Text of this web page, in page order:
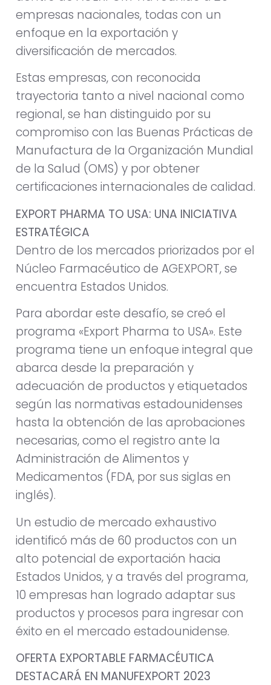
empresas nacionales, todas con un
enfoque en la exportación y
diversificación de mercados.
Estas empresas, con reconocida
trayectoria tanto a nivel nacional como
regional, se han distinguido por su
compromiso con las Buenas Prácticas de
Manufactura de la Organización Mundial
de la Salud (OMS) y por obtener
certificaciones internacionales de calidad.
EXPORT PHARMA TO USA: UNA INICIATIVA
ESTRATÉGICA
Dentro de los mercados priorizados por el
Núcleo Farmacéutico de AGEXPORT, se
encuentra Estados Unidos.
Para abordar este desafío, se creó el
programa «Export Pharma to USA». Este
programa tiene un enfoque integral que
abarca desde la preparación y
adecuación de productos y etiquetados
según las normativas estadounidenses
hasta la obtención de las aprobaciones
necesarias, como el registro ante la
Administración de Alimentos y
Medicamentos (FDA, por sus siglas en
inglés).
Un estudio de mercado exhaustivo
identificó más de 60 productos con un
alto potencial de exportación hacia
Estados Unidos, y a través del programa,
10 empresas han logrado adaptar sus
productos y procesos para ingresar con
éxito en el mercado estadounidense.
OFERTA EXPORTABLE FARMACÉUTICA
DESTACARÁ EN MANUFEXPORT 2023